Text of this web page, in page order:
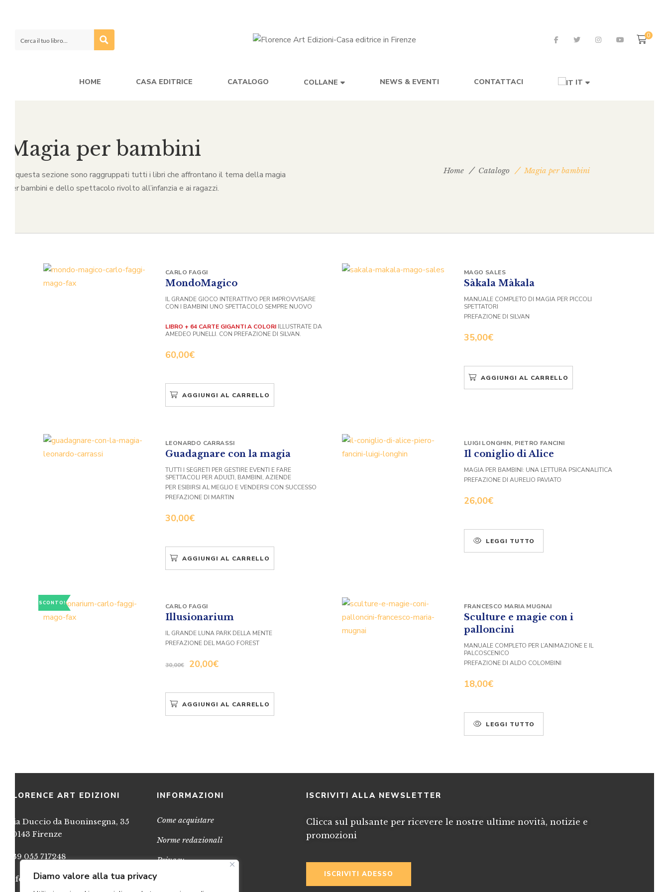
Diamo valore alla tua privacy
0
HOME CASA EDITRICE CATALOGO COLLANE NEWS & EVENTI CONTATTACI IT
Magia per bambini
In questa sezione sono raggruppati tutti i libri che affrontano il tema della magia
per bambini e dello spettacolo rivolto all’infanzia e ai ragazzi.
Home Catalogo Magia per bambini
MondoMagico
60,00€
CARLO FAGGI
IL GRANDE GIOCO INTERATTIVO PER IMPROVVISARE
CON I BAMBINI UNO SPETTACOLO SEMPRE NUOVO
LIBRO + 64 CARTE GIGANTI A COLORI ILLUSTRATE DA
AMEDEO PUNELLI. CON PREFAZIONE DI SILVAN.
AGGIUNGI AL CARRELLO
Sàkala Màkala
35,00€
MAGO SALES
MANUALE COMPLETO DI MAGIA PER PICCOLI
SPETTATORI
PREFAZIONE DI SILVAN
AGGIUNGI AL CARRELLO
Guadagnare con la magia
30,00€
LEONARDO CARRASSI
TUTTI I SEGRETI PER GESTIRE EVENTI E FARE
SPETTACOLI PER ADULTI, BAMBINI, AZIENDE
PER ESIBIRSI AL MEGLIO E VENDERSI CON SUCCESSO
PREFAZIONE DI MARTIN
AGGIUNGI AL CARRELLO
Il coniglio di Alice
26,00€
LUIGI LONGHIN, PIETRO FANCINI
MAGIA PER BAMBINI: UNA LETTURA PSICANALITICA
PREFAZIONE DI AURELIO PAVIATO
LEGGI TUTTO
SCONTO!
Illusionarium
30,00€ 20,00€
CARLO FAGGI
IL GRANDE LUNA PARK DELLA MENTE
PREFAZIONE DEL MAGO FOREST
AGGIUNGI AL CARRELLO
Sculture e magie con i
palloncini
18,00€
FRANCESCO MARIA MUGNAI
MANUALE COMPLETO PER L’ANIMAZIONE E IL
PALCOSCENICO
PREFAZIONE DI ALDO COLOMBINI
LEGGI TUTTO
FLORENCE ART EDIZIONI
Via Duccio da Buoninsegna, 35
50143 Firenze
+39 055 717248
info@FlorenceArtEdizioni.com
INFORMAZIONI
Come acquistare
Norme redazionali
Privacy
ISCRIVITI ALLA NEWSLETTER
Clicca sul pulsante per ricevere le nostre ultime novità, notizie e
promozioni
ISCRIVITI ADESSO